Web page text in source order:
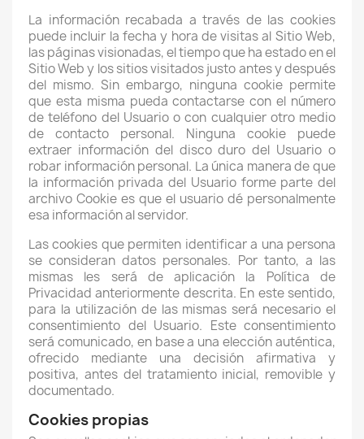
La información recabada a través de las cookies
puede incluir la fecha y hora de visitas al Sitio Web,
las páginas visionadas, el tiempo que ha estado en el
Sitio Web y los sitios visitados justo antes y después
del mismo. Sin embargo, ninguna cookie permite
que esta misma pueda contactarse con el número
de teléfono del Usuario o con cualquier otro medio
de contacto personal. Ninguna cookie puede
extraer información del disco duro del Usuario o
robar información personal. La única manera de que
la información privada del Usuario forme parte del
archivo Cookie es que el usuario dé personalmente
esa información al servidor.
Las cookies que permiten identificar a una persona
se consideran datos personales. Por tanto, a las
mismas les será de aplicación la Política de
Privacidad anteriormente descrita. En este sentido,
para la utilización de las mismas será necesario el
consentimiento del Usuario. Este consentimiento
será comunicado, en base a una elección auténtica,
ofrecido mediante una decisión afirmativa y
positiva, antes del tratamiento inicial, removible y
documentado.
Cookies propias